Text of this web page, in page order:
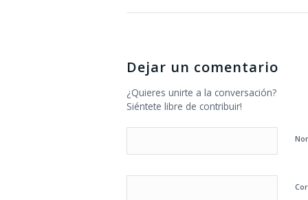
Dejar un comentario
¿Quieres unirte a la conversación?
Siéntete libre de contribuir!